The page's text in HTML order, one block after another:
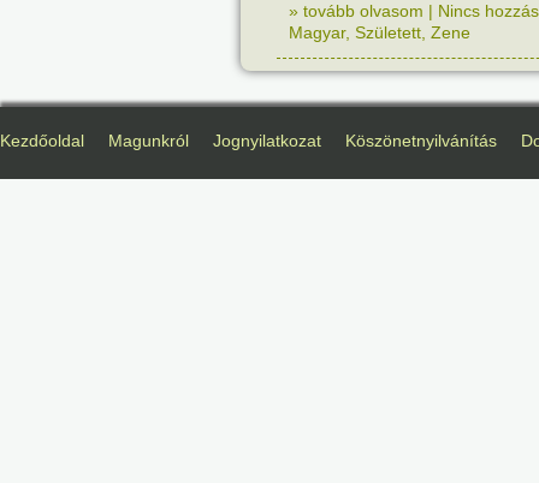
» tovább olvasom | Nincs
Magyar, Született Zene
Kezdőoldal Magunkról Jognyilatkozat Köszönetnyilvánítás